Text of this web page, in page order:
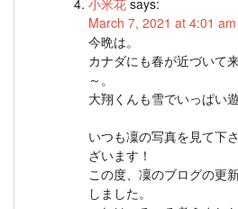
小米花 says:
March 7, 2021 at 4:01 am
今晩は。
カナダにも春が近づいて
～。
大翔くんも雪でいっぱい
いつも凜の写真を見て下
ざいます！
この度、凜のブログの更
しました。